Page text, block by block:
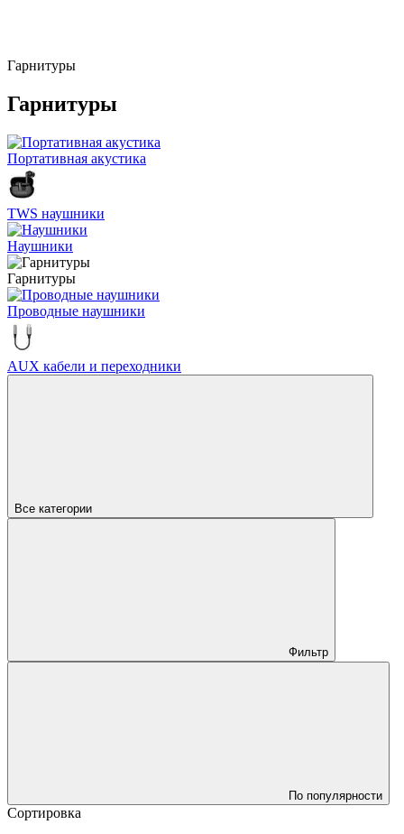
Гарнитуры
Гарнитуры
Портативная акустика
TWS наушники
Наушники
Гарнитуры
Проводные наушники
AUX кабели и переходники
Все категории
Фильтр
По популярности
Сортировка